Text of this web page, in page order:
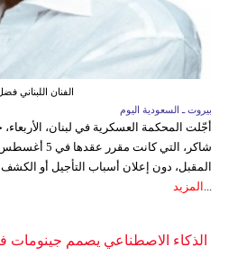
الفنان اللبناني
بيروت ـ السعودية اليوم
أجّلت المحكمة العسكرية في لبنان،
المقبل، دون إعلان أسباب التأجيل أو
المزيد
الذكاء الاصطناعي يصمم جينومات